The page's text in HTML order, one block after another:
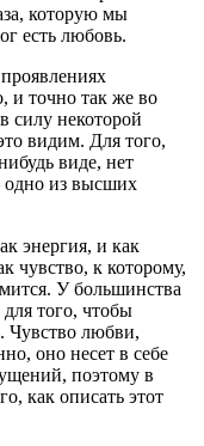
которую мы
есть любовь.
и точно так же во
силу некоторой
видим. Для того,
виде, нет
одно из высших
энергия, и как
чувство, к которому,
У большинства
того, чтобы
Чувство любви,
оно несет в себе
поэтому в
как описать этот